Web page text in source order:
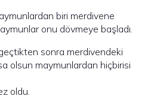
biri merdivene
onu dövmeye başladı.
sonra merdivendeki
olsun maymunlardan hiçbirisi
oldu.